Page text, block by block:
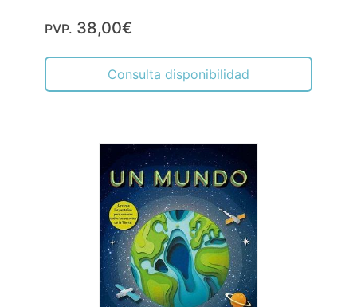
PVP. 38,00€
Consulta disponibilidad